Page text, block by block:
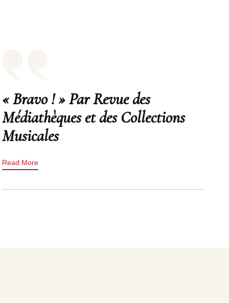
« Bravo ! » Par Revue des
Médiathèques et des Collections
Musicales
Read More